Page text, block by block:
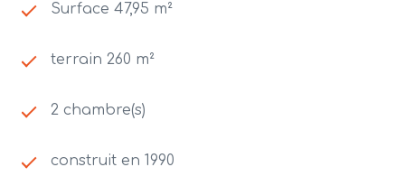
Surface 47,95 m²
terrain 260 m²
2 chambre(s)
construit en 1990